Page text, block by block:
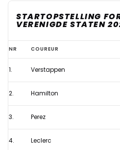
STARTOPSTELLING
VERENIGDE STATEN
Aangepaste
startopstelling
Formule
1
Verenigde
Staten
na
NR COUREUR
1. Verstappen
2. Hamilton
3. Perez
4. Leclerc